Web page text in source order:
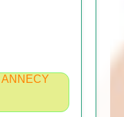
ANNECY